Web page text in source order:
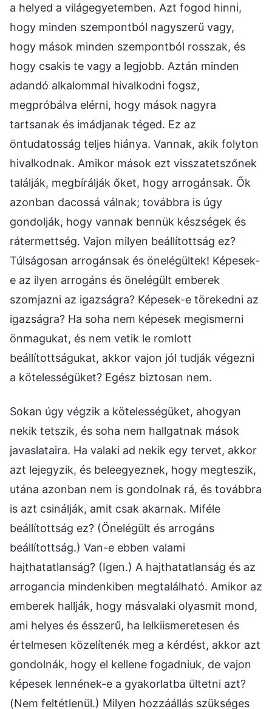
a helyed a világegyetemben. Azt fogod hinni,
hogy minden szempontból nagyszerű vagy,
hogy mások minden szempontból rosszak, és
hogy csakis te vagy a legjobb. Aztán minden
adandó alkalommal hivalkodni fogsz,
megpróbálva elérni, hogy mások nagyra
tartsanak és imádjanak téged. Ez az
öntudatosság teljes hiánya. Vannak, akik folyton
hivalkodnak. Amikor mások ezt visszatetszőnek
találják, megbírálják őket, hogy arrogánsak. Ők
azonban dacossá válnak; továbbra is úgy
gondolják, hogy vannak bennük készségek és
rátermettség. Vajon milyen beállítottság ez?
Túlságosan arrogánsak és önelégültek! Képesek-
e az ilyen arrogáns és önelégült emberek
szomjazni az igazságra? Képesek-e törekedni az
igazságra? Ha soha nem képesek megismerni
önmagukat, és nem vetik le romlott
beállítottságukat, akkor vajon jól tudják végezni
a kötelességüket? Egész biztosan nem.
Sokan úgy végzik a kötelességüket, ahogyan
nekik tetszik, és soha nem hallgatnak mások
javaslataira. Ha valaki ad nekik egy tervet, akkor
azt lejegyzik, és beleegyeznek, hogy megteszik,
utána azonban nem is gondolnak rá, és továbbra
is azt csinálják, amit csak akarnak. Miféle
beállítottság ez? (Önelégült és arrogáns
beállítottság.) Van-e ebben valami
hajthatatlanság? (Igen.) A hajthatatlanság és az
arrogancia mindenkiben megtalálható. Amikor az
emberek hallják, hogy másvalaki olyasmit mond,
ami helyes és ésszerű, ha lelkiismeretesen és
értelmesen közelítenék meg a kérdést, akkor azt
gondolnák, hogy el kellene fogadniuk, de vajon
képesek lennének-e a gyakorlatba ültetni azt?
(Nem feltétlenül.) Milyen hozzáállás szükséges